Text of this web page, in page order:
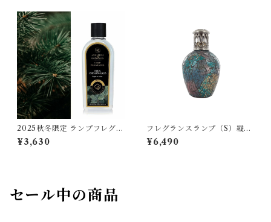
2025秋冬限定 ランプフレグラ
ンス（500ml） Ashleigh&
Burwood
¥3,630
フレグランスランプ（S）縦
型 Ashleigh&Burwood
¥6,490
セール中の商品